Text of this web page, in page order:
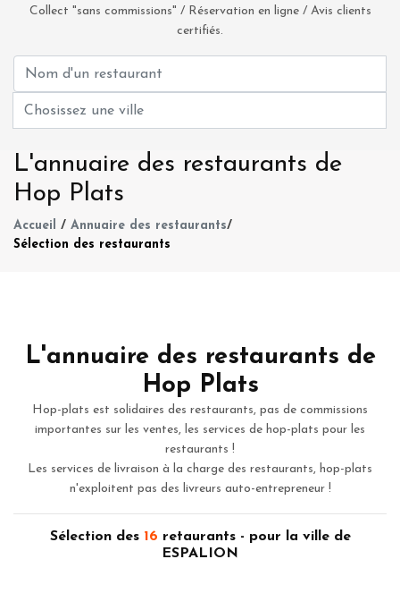
Collect "sans commissions" / Réservation en ligne / Avis clients
certifiés.
L'annuaire des restaurants de
Hop Plats
Accueil / Annuaire des restaurants/
Sélection des restaurants
L'annuaire des restaurants de
Hop Plats
Hop-plats est solidaires des restaurants, pas de commissions
importantes sur les ventes, les services de hop-plats pour les
restaurants !
Les services de livraison à la charge des restaurants, hop-plats
n'exploitent pas des livreurs auto-entrepreneur !
Sélection des 16 retaurants - pour la ville de
ESPALION